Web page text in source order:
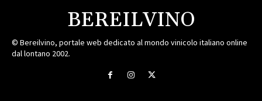
BEREILVINO
© Bereilvino, portale web dedicato al mondo vinicolo italiano online
dal lontano 2002.